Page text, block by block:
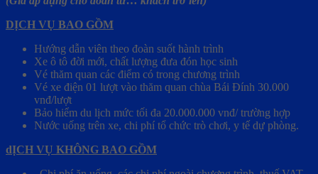
DỊCH VỤ BAO GỒM
Hướng dẫn viên theo đoàn suốt hành trình
Xe ô tô đời mới, chất lượng đưa đón học sinh
Vé thăm quan các điểm có trong chương trình
Vé xe điện 01 lượt vào thăm quan chùa Bái Đính 30.000
vnđ/lượt
Bảo hiểm du lịch mức tối đa 20.000.000 vnđ/ trường hợp
Nước uống trên xe, chi phí tổ chức trò chơi, y tế dự phòng.
dỊCH VỤ KHÔNG BAO GỒM